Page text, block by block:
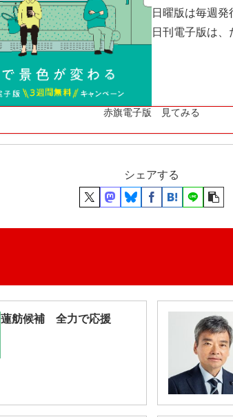
日曜版は毎週発
日刊電子版は
赤旗電子版 見てみる
シェアする
蓮舫候補 全力で応援